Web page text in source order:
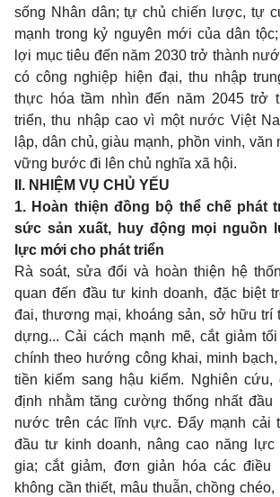
sống Nhân dân; tự chủ chiến lược, tự
mạnh trong kỷ nguyên mới của dân
lợi mục tiêu đến năm 2030 trở thành
có công nghiệp hiện đại, thu nhập
thực hóa tầm nhìn đến năm 2045 trở
triển, thu nhập cao vì một nước Việt
lập, dân chủ, giàu mạnh, phồn vinh, văn
vững bước đi lên chủ nghĩa xã hội.
II. NHIỆM VỤ CHỦ YẾU
1. Hoàn thiện đồng bộ thể chế phát
sức sản xuất, huy động mọi nguồn
lực mới cho phát triển
Rà soát, sửa đổi và hoàn thiện hệ
quan đến đầu tư kinh doanh, đặc biệt
đai, thương mại, khoáng sản, sở hữu trí
dựng... Cải cách mạnh mẽ, cắt giảm
chính theo hướng công khai, minh
tiền kiểm sang hậu kiểm. Nghiên cứu,
định nhằm tăng cường thống nhất đầu
nước trên các lĩnh vực. Đẩy mạnh cải
đầu tư kinh doanh, nâng cao năng lực
gia; cắt giảm, đơn giản hóa các điều
không cần thiết, mâu thuẫn, chồng